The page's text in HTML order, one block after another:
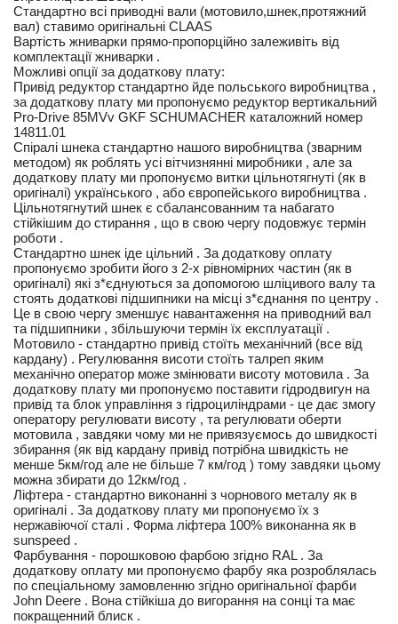
Стандартно всі приводні вали (мотовило,шнек,протяжний
вал) ставимо оригінальні CLAAS
Вартість жниварки прямо-пропорційно залеживіть від
комплектації жниварки .
Можливі опції за додаткову плату:
Привід редуктор стандартно йде польського виробництва ,
за додаткову плату ми пропонуємо редуктор вертикальний
Pro-Drive 85MVv GKF SCHUMACHER каталожний номер
14811.01
Спіралі шнека стандартно нашого виробництва (зварним
методом) як роблять усі вітчизнянні миробники , але за
додаткову плату ми пропонуємо витки цільнотягнуті (як в
оригіналі) українського , або європейського виробництва .
Цільнотягнутий шнек є сбалансованним та набагато
стійкішим до стирання , що в свою чергу подовжує термін
роботи .
Стандартно шнек іде цільний . За додаткову оплату
пропонуємо зробити його з 2-х рівномірних частин (як в
оригіналі) які з*єднуються за допомогою шліцивого валу та
стоять додаткові підшипники на місці з*єднання по центру .
Це в свою чергу зменшує навантаження на приводний вал
та підшипники , збільшуючи термін їх експлуатації .
Мотовило - стандартно привід стоїть механічний (все від
кардану) . Регулювання висоти стоїть талреп яким
механічно оператор може змінювати висоту мотовила . За
додаткову плату ми пропонуємо поставити гідродвигун на
привід та блок управління з гідроциліндрами - це дає змогу
оператору регулювати висоту , та регулювати оберти
мотовила , завдяки чому ми не привязуємось до швидкості
збирання (як від кардану привід потрібна швидкість не
менше 5км/год але не більше 7 км/год ) тому завдяки цьому
можна збирати до 12км/год .
Ліфтера - стандартно виконанні з чорнового металу як в
оригіналі . За додаткову плату ми пропонуємо їх з
нержавіючої сталі . Форма ліфтера 100% виконанна як в
sunspeed .
Фарбування - порошковою фарбою згідно RAL . За
додаткову оплату ми пропонуємо фарбу яка розроблялась
по спеціальному замовленню згідно оригінальної фарби
John Deere . Вона стійкіша до вигорання на сонці та має
покращенний блиск .